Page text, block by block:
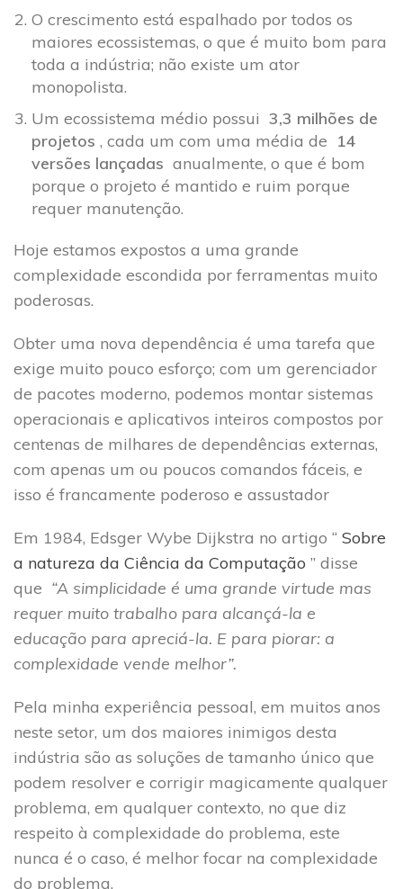
O crescimento está espalhado por todos os
maiores ecossistemas, o que é muito bom para
toda a indústria; não existe um ator
monopolista.
Um ecossistema médio possui 3,3 milhões de
projetos , cada um com uma média de 14
versões lançadas anualmente, o que é bom
porque o projeto é mantido e ruim porque
requer manutenção.
Hoje estamos expostos a uma grande
complexidade escondida por ferramentas muito
poderosas.
Obter uma nova dependência é uma tarefa que
exige muito pouco esforço; com um gerenciador
de pacotes moderno, podemos montar sistemas
operacionais e aplicativos inteiros compostos por
centenas de milhares de dependências externas,
com apenas um ou poucos comandos fáceis, e
isso é francamente poderoso e assustador
Em 1984, Edsger Wybe Dijkstra no artigo “ Sobre
a natureza da Ciência da Computação ” disse
que “A simplicidade é uma grande virtude mas
requer muito trabalho para alcançá-la e
educação para apreciá-la. E para piorar: a
complexidade vende melhor”.
Pela minha experiência pessoal, em muitos anos
neste setor, um dos maiores inimigos desta
indústria são as soluções de tamanho único que
podem resolver e corrigir magicamente qualquer
problema, em qualquer contexto, no que diz
respeito à complexidade do problema, este
nunca é o caso, é melhor focar na complexidade
do problema.